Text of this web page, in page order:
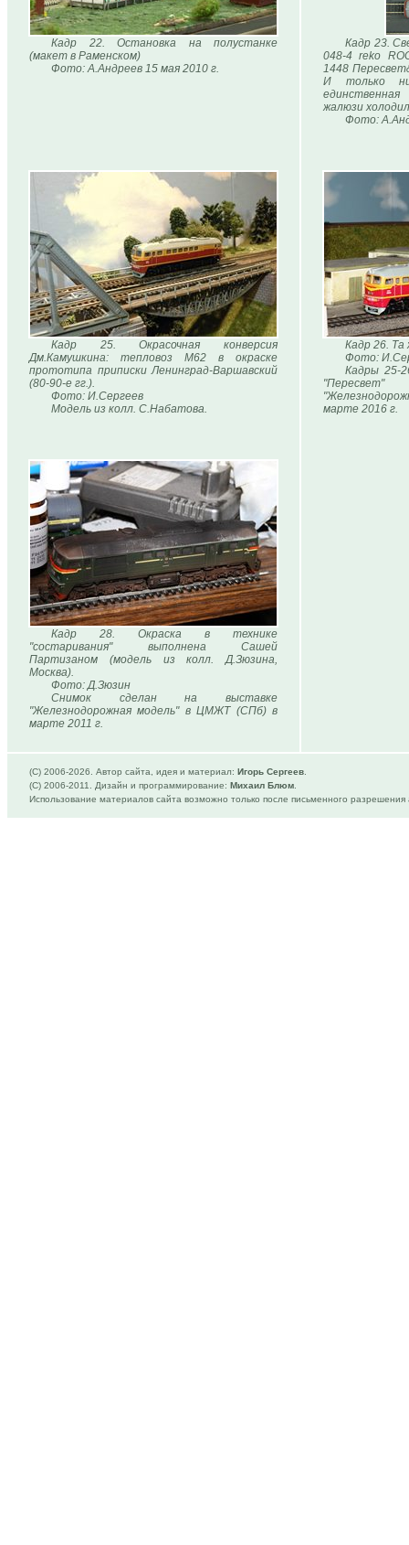
Кадр 22. Остановка на полустанке
(макет в Раменском)
Фото: А.Андреев 15 мая 2010 г.
Кадр 23.
048-4 reko
1448
И только
жалюзи
Фото:
Кадр 25. Окрасочная конверсия
Дм.Камушкина: тепловоз М62 в окраске
прототипа приписки Ленинград-Варшавский
(80-90-е гг.).
Фото: И.Сергеев
Модель из колл. С.Набатова.
Кадр 26. Та
Фото:
Кадры 25-
марте 2016 г.
Кадр 28. Окраска в технике
"состаривания" выполнена Сашей
Партизаном (модель из колл. Д.Зюзина,
Москва).
Фото: Д.Зюзин
Снимок сделан на выставке
"Железнодорожная модель" в ЦМЖТ (СПб) в
марте 2011 г.
(C) 2006-2026. Автор сайта, идея и материал: Игорь Сергеев
(C) 2006-2011. Дизайн и программирование: Михаил Блюм
Использование материалов сайта возможно только после письменного разрешения